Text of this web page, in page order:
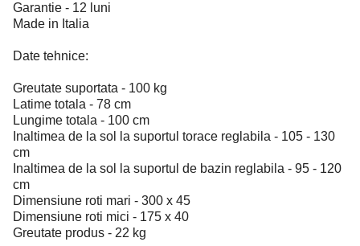
Garantie - 12 luni
Made in Italia
Date tehnice:
Greutate suportata - 100 kg
Latime totala - 78 cm
Lungime totala - 100 cm
Inaltimea de la sol la suportul torace reglabila - 105 - 130
cm
Inaltimea de la sol la suportul de bazin reglabila - 95 - 120
cm
Dimensiune roti mari - 300 x 45
Dimensiune roti mici - 175 x 40
Greutate produs - 22 kg